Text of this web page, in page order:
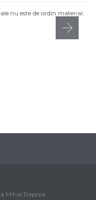
nu este de ordin material.
Mihai Rapcea